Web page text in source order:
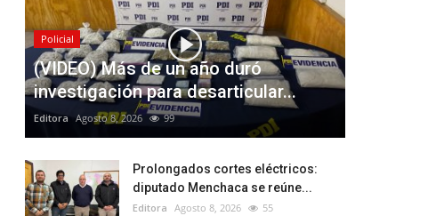
Policial
(VIDEO) Más de un año duró
investigación para desarticular...
Editora Agosto 8, 2026 99
Prolongados cortes eléctricos:
diputado Menchaca se reúne...
Editora Agosto 8, 2026 55